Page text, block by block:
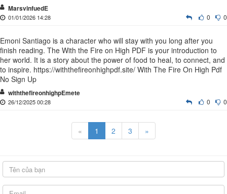
MarsvinfuedE
0 0
01/01/2026 14:28
Emoni Santiago is a character who will stay with you long after you
finish reading. The With the Fire on High PDF is your introduction to
her world. It is a story about the power of food to heal, to connect, and
to inspire. https://withthefireonhighpdf.site/ With The Fire On High Pdf
No Sign Up
withthefireonhighpEmete
0 0
26/12/2025 00:28
« 1 2 3 »